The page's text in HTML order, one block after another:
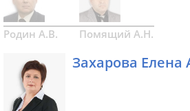
Родин А.В. Помящий А.Н.
Захарова Елена